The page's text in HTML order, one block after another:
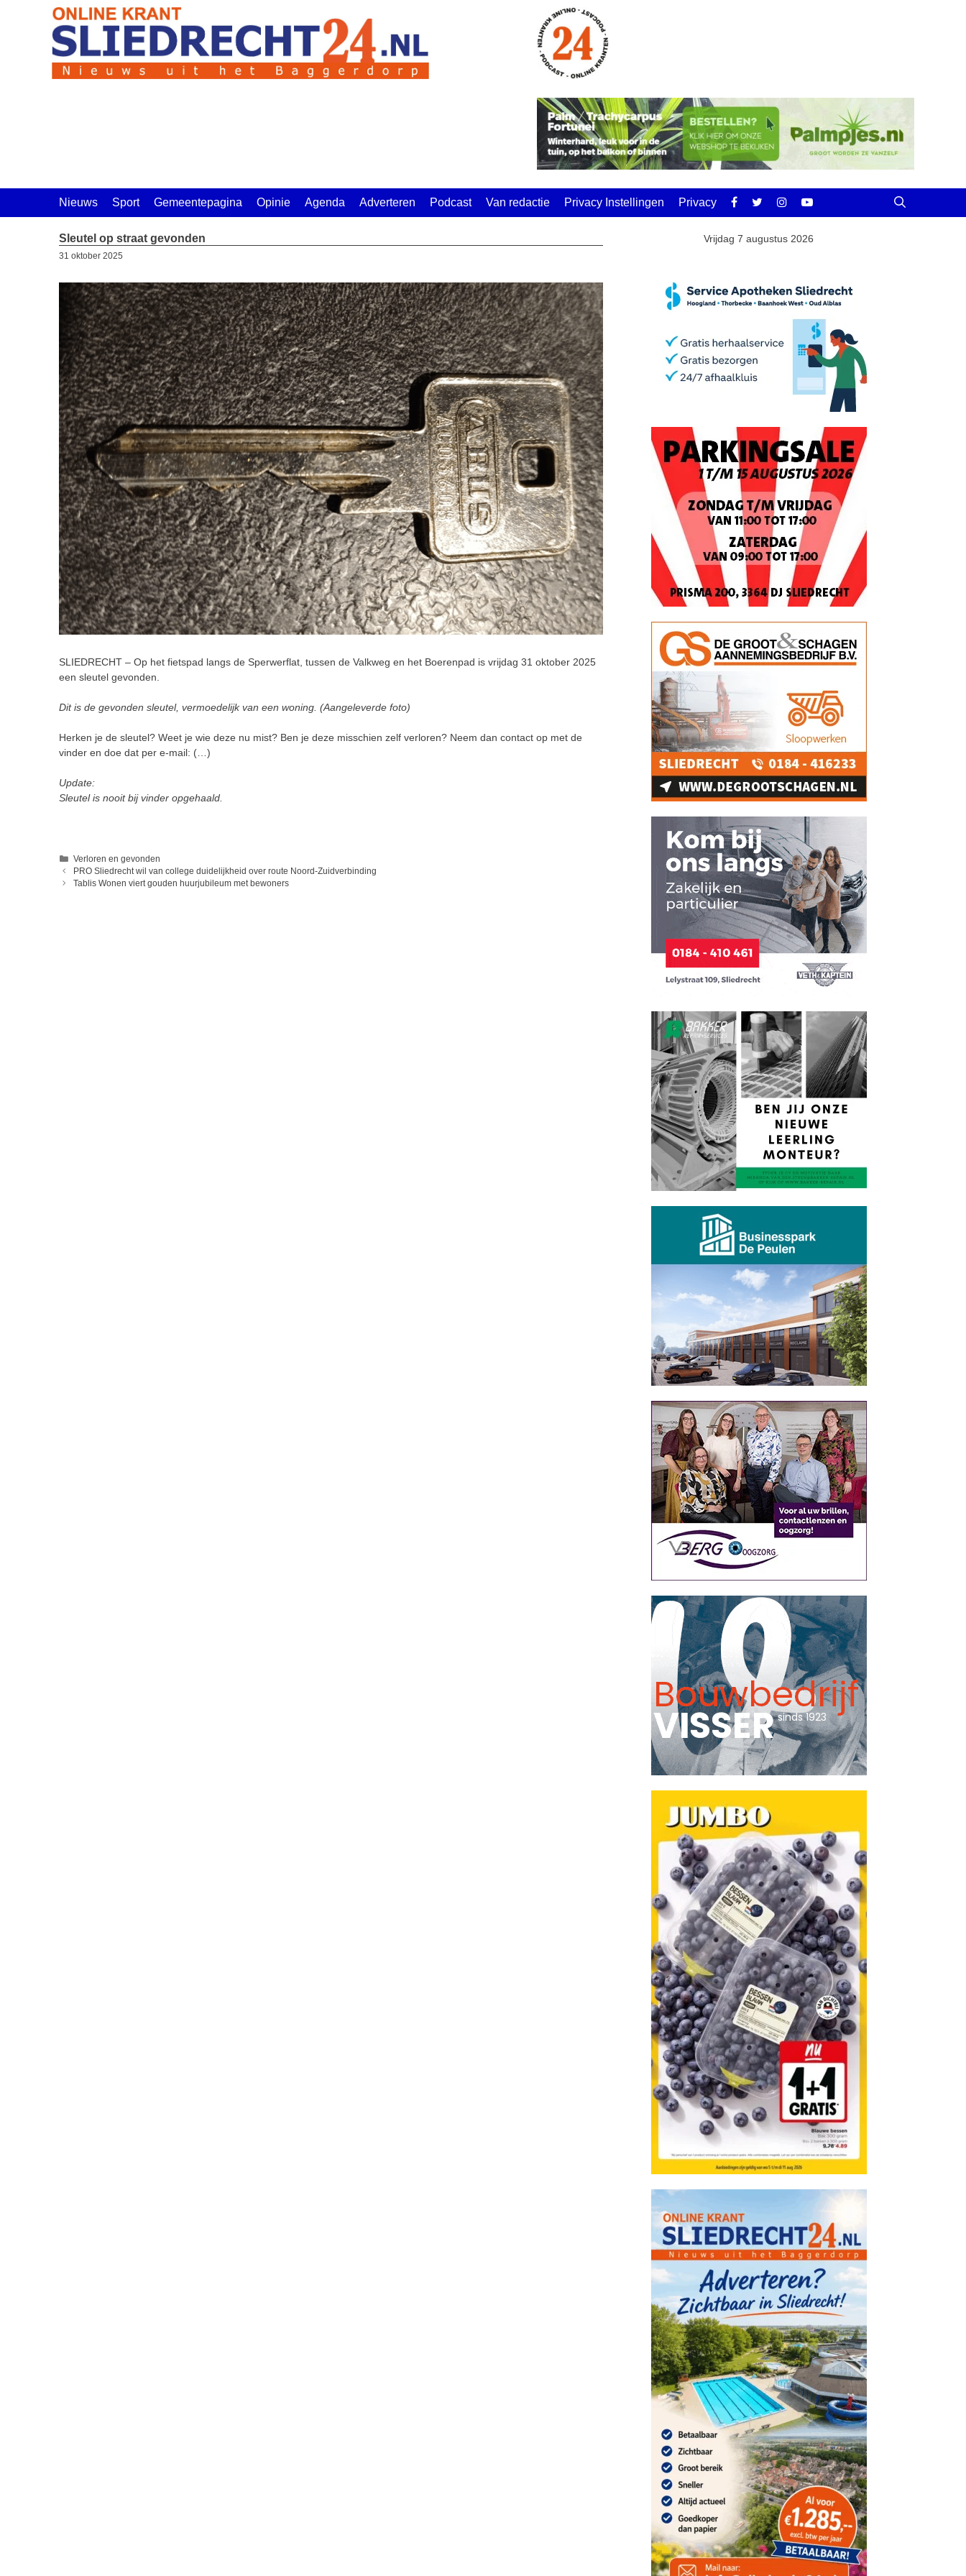
Nieuws Sport Gemeentepagina Opinie Agenda Adverteren Podcast Van redactie Privacy Instellingen Privacy
Sleutel op straat gevonden
31 oktober 2025
SLIEDRECHT – Op het fietspad langs de Sperwerflat, tussen de Valkweg en het Boerenpad is vrijdag 31 oktober 2025
een sleutel gevonden.
Dit is de gevonden sleutel, vermoedelijk van een woning. (Aangeleverde foto)
Herken je de sleutel? Weet je wie deze nu mist? Ben je deze misschien zelf verloren? Neem dan contact op met de
vinder en doe dat per e-mail: (…)
Update:
Sleutel is nooit bij vinder opgehaald.
Categorieën
Verloren en gevonden
PRO Sliedrecht wil van college duidelijkheid over route Noord-Zuidverbinding
Tablis Wonen viert gouden huurjubileum met bewoners
Vrijdag 7 augustus 2026